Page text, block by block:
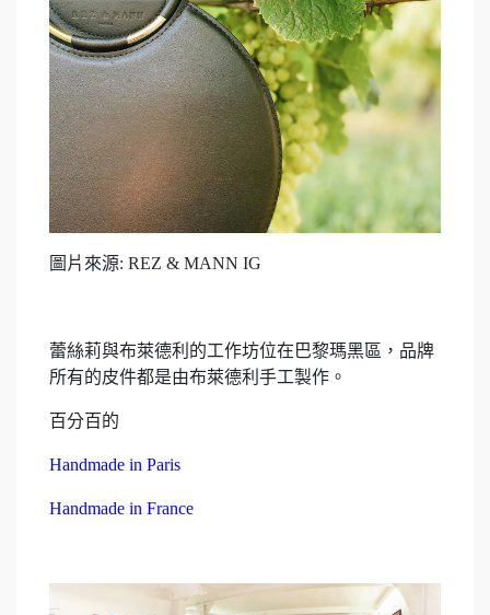
圖片來源: REZ & MANN IG
蕾絲莉與布萊德利的工作坊位在巴黎瑪黑區，品牌
所有的皮件都是由布萊德利手工製作。
百分百的
Handmade in Paris
Handmade in France